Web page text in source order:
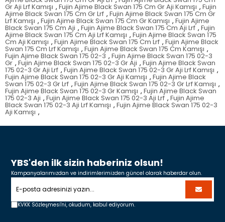
Gr Aji Lrf Kamışı , Fujin Ajime Black Swan 175 Cm Gr Aji Kamışı , Fujin
Ajime Black Swan 175 Cm Gr Lrf , Fujin Ajime Black Swan 175 Cm Gr
Lrf Kamışı , Fujin Ajime Black Swan 175 Cm Gr Kamışı , Fujin Ajime
Black Swan 175 Cm Aji , Fujin Ajime Black Swan 175 Cm Aji Lrf , Fujin
Ajime Black Swan 175 Cm Aji Lrf Kamışı , Fujin Ajime Black Swan 175
Cm Aji Kamışı , Fujin Ajime Black Swan 175 Cm Lrf , Fujin Ajime Black
Swan 175 Cm Lrf Kamışı , Fujin Ajime Black Swan 175 Cm Kamışı ,
Fujin Ajime Black Swan 175 02-3 , Fujin Ajime Black Swan 175 02-3
Gr , Fujin Ajime Black Swan 175 02-3 Gr Aji , Fujin Ajime Black Swan
175 02-3 Gr Aji Lrf , Fujin Ajime Black Swan 175 02-3 Gr Aji Lrf Kamışı ,
Fujin Ajime Black Swan 175 02-3 Gr Aji Kamışı , Fujin Ajime Black
Swan 175 02-3 Gr Lrf , Fujin Ajime Black Swan 175 02-3 Gr Lrf Kamışı ,
Fujin Ajime Black Swan 175 02-3 Gr Kamışı , Fujin Ajime Black Swan
175 02-3 Aji , Fujin Ajime Black Swan 175 02-3 Aji Lrf , Fujin Ajime
Black Swan 175 02-3 Aji Lrf Kamışı , Fujin Ajime Black Swan 175 02-3
Aji Kamışı ,
YBS'den ilk sizin haberiniz olsun!
Kampanyalarımızdan ve indirimlerimizden güncel olarak haberdar olun.
KVKK Sözleşmesi'ni, okudum, kabul ediyorum.